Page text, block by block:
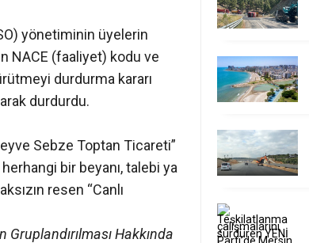
yönetiminin üyelerin
NACE (faaliyet) kodu ve
durdurma kararı
durdurdu.
Sebze Toptan Ticareti”
bir beyanı, talebi ya
resen “Canlı
Hakkında